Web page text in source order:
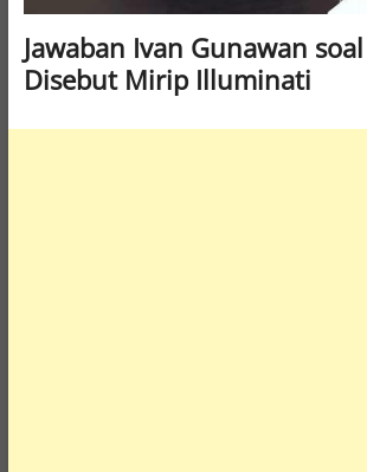
Jawaban Ivan Gunawan
Disebut Mirip Illuminati